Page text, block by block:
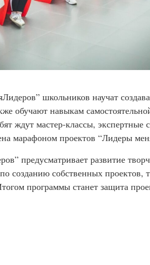
школьников научат
обучают навыкам
ждут мастер-классы, экспертные
марафоном проектов “Лидеры
предусматривает развитие
созданию собственных проектов,
программы станет защита